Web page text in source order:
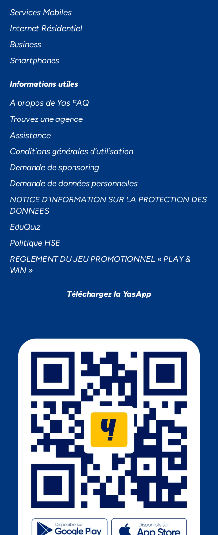
Services Mobiles
Internet Résidentiel
Business
Smartphones
Informations utiles
À propos de Yas FAQ
Trouvez une agence
Assistance
Conditions générales d’utilisation
Demande de sponsoring
Demande de données personnelles
NOTICE D’INFORMATION SUR LA PROTECTION DES
DONNEES
EduQuiz
Politique HSE
REGLEMENT DU JEU PROMOTIONNEL « PLAY &
WIN »
Téléchargez la YasApp
L'IMPORTANCE À VOTRE VIE
PRIVÉE
Préférences